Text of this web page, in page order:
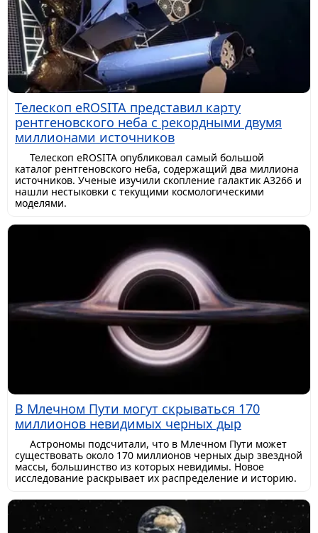
Телескоп eROSITA представил карту
рентгеновского неба с рекордными двумя
миллионами источников
Телескоп eROSITA опубликовал самый большой
каталог рентгеновского неба, содержащий два миллиона
источников. Ученые изучили скопление галактик A3266 и
нашли нестыковки с текущими космологическими
моделями.
В Млечном Пути могут скрываться 170
миллионов невидимых черных дыр
Астрономы подсчитали, что в Млечном Пути может
существовать около 170 миллионов черных дыр звездной
массы, большинство из которых невидимы. Новое
исследование раскрывает их распределение и историю.